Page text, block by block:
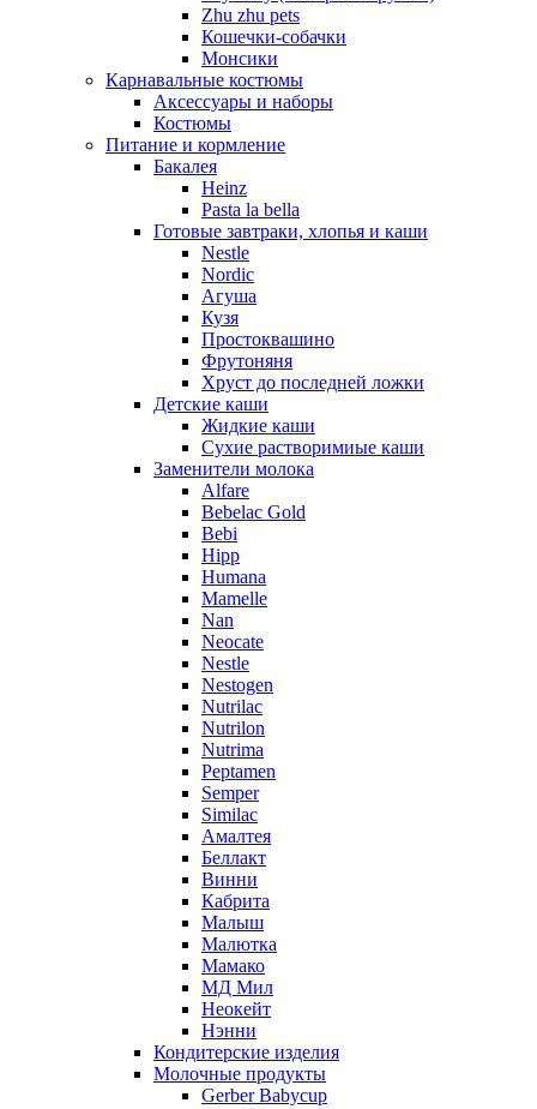
Zhu zhu pets
Кошечки-собачки
Монсики
Карнавальные костюмы
Аксессуары и наборы
Костюмы
Питание и кормление
Бакалея
Heinz
Pasta la bella
Готовые завтраки, хлопья и каши
Nestle
Nordic
Агуша
Кузя
Простоквашино
Фрутоняня
Хруст до последней ложки
Детские каши
Жидкие каши
Сухие растворимиые каши
Заменители молока
Alfare
Bebelac Gold
Bebi
Hipp
Humana
Mamelle
Nan
Neocate
Nestle
Nestogen
Nutrilac
Nutrilon
Nutrima
Peptamen
Semper
Similac
Амалтея
Беллакт
Винни
Кабрита
Малыш
Малютка
Мамако
МД Мил
Неокейт
Нэнни
Кондитерские изделия
Молочные продукты
Gerber Babycup